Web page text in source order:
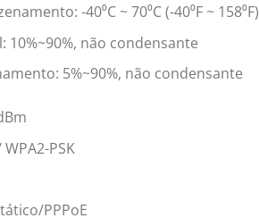
-40⁰C ~ 70⁰C (-40⁰F ~ 158⁰F)
não condensante
5%~90%, não condensante
WPA2-PSK
PPPoE